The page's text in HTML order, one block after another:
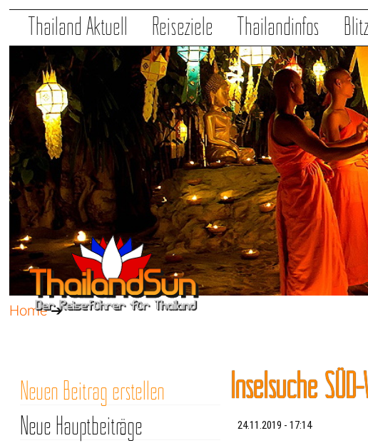
Thailand Aktuell Reiseziele Thailandinfos
Home➔
Inselsuche
24.11.2019 - 17:14
Neuen Beitrag erstellen
Neue Hauptbeiträge